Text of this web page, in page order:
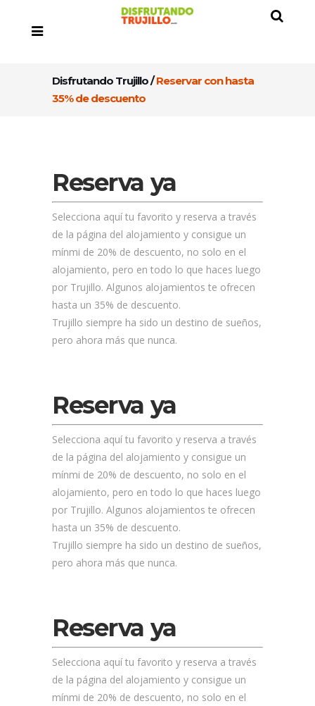
Disfrutando Trujillo/Reservar con hasta
35% de descuento
Reserva ya
Selecciona aquí tu favorito y reserva a través
de la página del alojamiento y consigue un
mínmi de 20% de descuento, no solo en el
alojamiento, pero en todo lo que haces luego
por Trujillo. Algunos alojamientos te ofrecen
hasta un 35% de descuento.
Trujillo siempre ha sido un destino de sueños,
pero ahora más que nunca.
Reserva ya
Selecciona aquí tu favorito y reserva a través
de la página del alojamiento y consigue un
mínmi de 20% de descuento, no solo en el
alojamiento, pero en todo lo que haces luego
por Trujillo. Algunos alojamientos te ofrecen
hasta un 35% de descuento.
Trujillo siempre ha sido un destino de sueños,
pero ahora más que nunca.
Reserva ya
Selecciona aquí tu favorito y reserva a través
de la página del alojamiento y consigue un
mínmi de 20% de descuento, no solo en el